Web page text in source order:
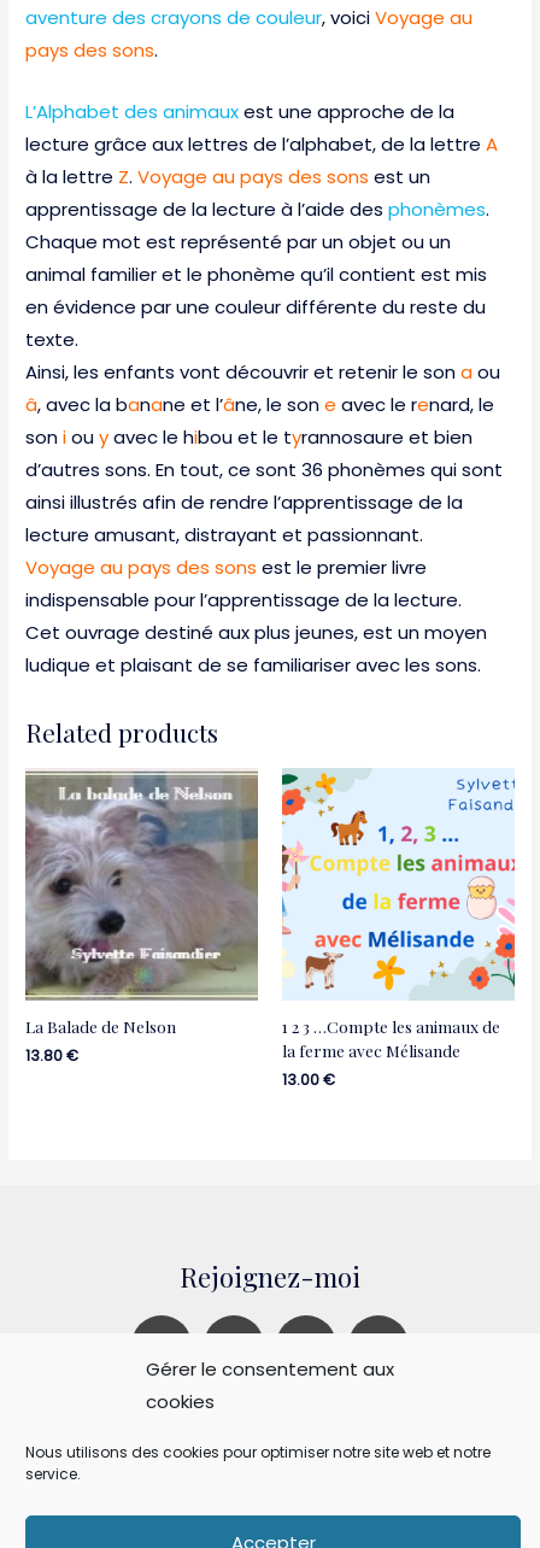
Gérer le consentement aux
cookies
Nous utilisons des cookies pour optimiser notre site web et notre
service.
Accepter
aventure des crayons de couleur, voiciVoyage au
pays des sons.
L’Alphabet des animauxest une approche de la
lecture grâce aux lettres de l’alphabet, de la lettreA
à la lettre Z.Voyage au pays des sons est un
apprentissage de la lecture à l’aide desphonèmes.
Chaque mot est représenté par un objet ou un
animal familier et le phonème qu’il contient est mis
en évidence par une couleur différente du reste du
texte.
Ainsi, les enfants vont découvrir et retenir le sonaou
â, avec la banane et l’âne, le sone avec le renard, le
soniouyavec le hibou et le tyrannosaure et bien
d’autres sons. En tout, ce sont 36 phonèmes qui sont
ainsi illustrés afin de rendre l’apprentissage de la
lecture amusant, distrayant et passionnant.
Voyage au pays des sons est le premier livre
indispensable pour l’apprentissage de la lecture.
Cet ouvrage destiné aux plus jeunes, est un moyen
ludique et plaisant de se familiariser avec les sons.
Related products
La Balade de Nelson
13.80€
1 2 3 …Compte les animaux de
la ferme avec Mélisande
13.00€
Rejoignez-moi
Conditions générales de vente